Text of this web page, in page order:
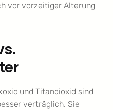
vor vorzeitiger Alterung
und Titandioxid sind
verträglich. Sie